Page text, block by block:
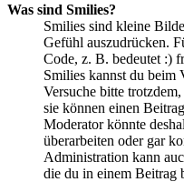
Was sind Smilies?
Smilies sind kleine
Gefühl auszudrücken.
Code, z. B. bedeutet :)
Smilies kannst du beim
Versuche bitte
sie können einen
Moderator könnte
überarbeiten oder gar
Administration kann
die du in einem Beitrag